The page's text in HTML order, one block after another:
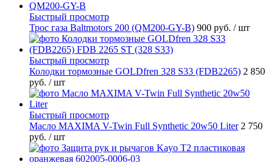
Быстрый просмотр
Трос газа Baltmotors 200 (QM200-GY-B) 900 руб. / шт
Быстрый просмотр
Колодки тормозные GOLDfren 328 S33 (FDB2265) 2 850
руб. / шт
Быстрый просмотр
Масло MAXIMA V-Twin Full Synthetic 20w50 Liter 2 750
руб. / шт